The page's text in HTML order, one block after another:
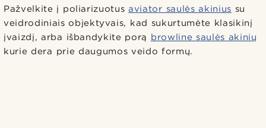
Pažvelkite į poliarizuotusaviator saulės akinius su
veidrodiniais objektyvais, kad sukurtumėte klasikinį
įvaizdį, arba išbandykite porą browline saulės akinių
kurie dera prie daugumos veido formų.